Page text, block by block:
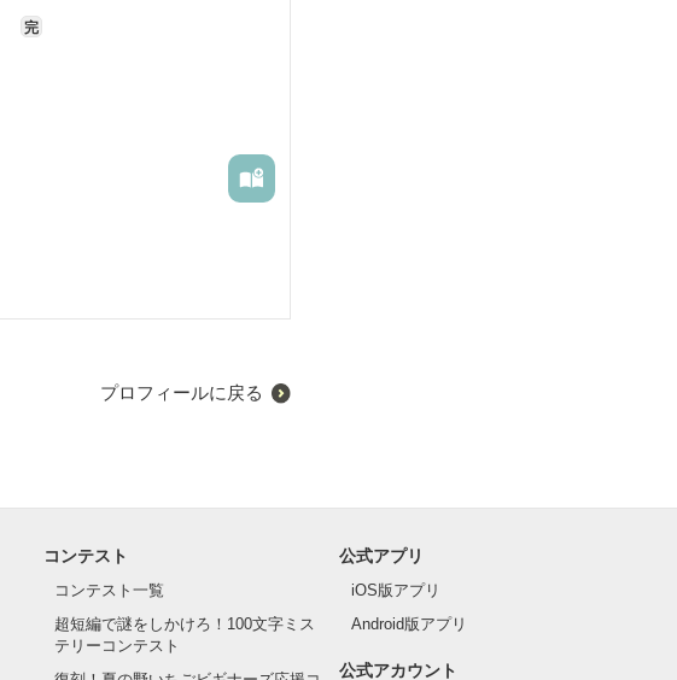
完
プロフィールに戻る
コンテスト
コンテスト一覧
超短編で謎をしかけろ！100文字ミス
テリーコンテスト
公式アプリ
iOS版アプリ
Android版アプリ
公式アカウント